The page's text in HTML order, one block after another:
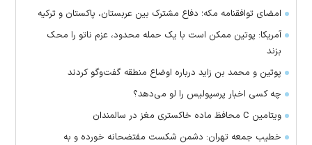
امضای توافقنامه مکه؛ دفاع مشترک بین عربستان، پاکستان و ترکیه
آمریکا: پوتین ممکن است با یک حمله محدود، عزم ناتو را محک
بزند
پوتین و محمد بن زاید درباره اوضاع منطقه گفت‌وگو کردند
چه کسی اخبار پرسپولیس را لو می‌دهد؟
ویتامین C محافظ ماده خاکستری مغز در سالمندان
خطیب جمعه تهران: دشمن شکست مفتضحانه خورده و به